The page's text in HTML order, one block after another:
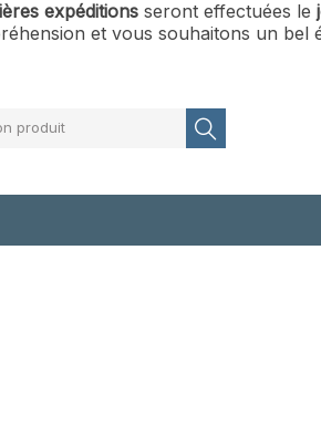
expéditions seront effectuées le
et vous souhaitons un bel
produit